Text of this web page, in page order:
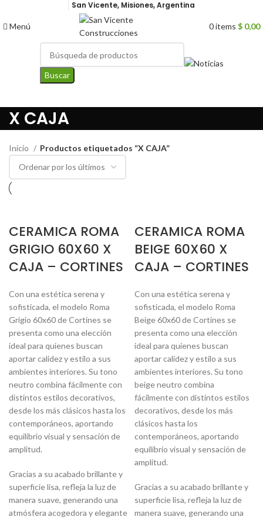
San Vicente, Misiones, Argentina
Menú 0items $ 0,00
Buscar
X CAJA
Inicio Productos etiquetados “X CAJA”
CERAMICA ROMA
GRIGIO 60X60 X
CAJA – CORTINES
Con una estética serena y
sofisticada, el modelo Roma
Grigio 60x60 de Cortines se
presenta como una elección
ideal para quienes buscan
aportar calidez y estilo a sus
ambientes interiores. Su tono
neutro combina fácilmente con
distintos estilos decorativos,
desde los más clásicos hasta los
contemporáneos, aportando
equilibrio visual y sensación de
amplitud.
Gracias a su acabado brillante y
superficie lisa, refleja la luz de
manera suave, generando una
atmósfera acogedora y elegante
CERAMICA ROMA
BEIGE 60X60 X
CAJA – CORTINES
Con una estética serena y
sofisticada, el modelo Roma
Beige 60x60 de Cortines se
presenta como una elección
ideal para quienes buscan
aportar calidez y estilo a sus
ambientes interiores. Su tono
beige neutro combina
fácilmente con distintos estilos
decorativos, desde los más
clásicos hasta los
contemporáneos, aportando
equilibrio visual y sensación de
amplitud.
Gracias a su acabado brillante y
superficie lisa, refleja la luz de
manera suave, generando una